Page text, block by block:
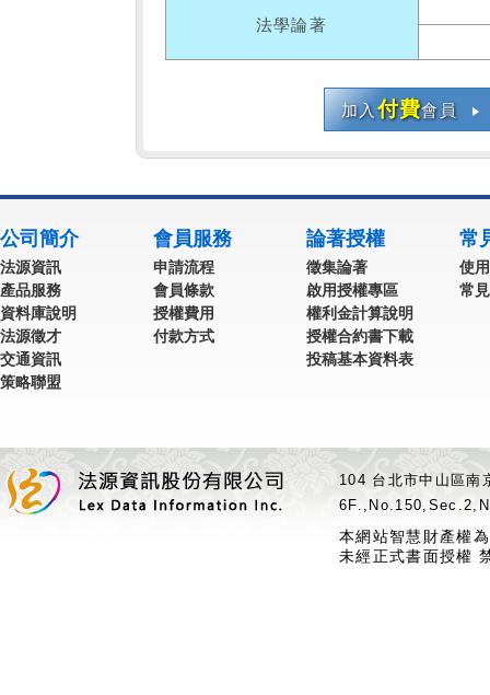
法學論著
加入付費會員
公司簡介
法源資訊
產品服務
資料庫說明
法源徵才
交通資訊
策略聯盟
會員服務
申請流程
會員條款
授權費用
付款方式
論著授權
徵集論著
啟用授權專區
權利金計算說明
授權合約書下載
投稿基本資料表
常
使
常
104 台北市中山區
本網站智慧財產權
未經正式書面授權